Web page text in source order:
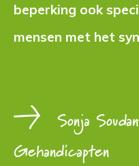
beperking ook
mensen met het
Sonja
Gehandicapten